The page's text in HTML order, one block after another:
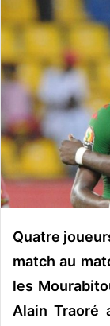
o
u
c
o
u
r
i
l
Quatre
match au
les
Alain Traoré